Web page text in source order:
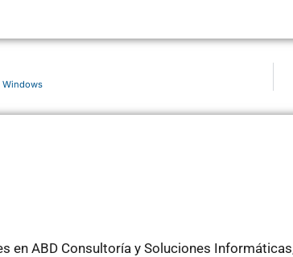
Windows
en ABD Consultoría y Soluciones